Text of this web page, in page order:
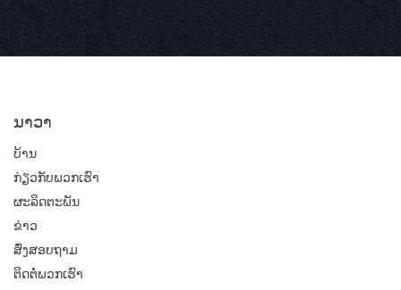
ນາວາ
ບ້ານ
ກ່ຽວ​ກັບ​ພວກ​ເຮົາ
ຜະລິດຕະພັນ
ຂ່າວ
ສົ່ງສອບຖາມ
ຕິດ​ຕໍ່​ພວກ​ເຮົາ